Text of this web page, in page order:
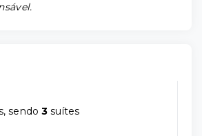
sendo3 suítes